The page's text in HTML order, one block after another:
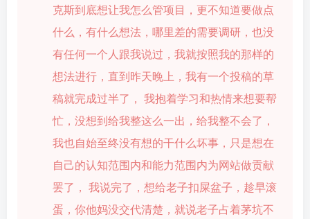
克斯到底想让我怎么管项目，更不知道要做点
什么，有什么想法，哪里差的需要调研，也没
有任何一个人跟我说过，我就按照我的那样的
想法进行，直到昨天晚上，我有一个投稿的草
稿就完成过半了， 我抱着学习和热情来想要帮
忙，没想到给我整这么一出，给我整不会了，
我也自始至终没有想的干什么坏事，只是想在
自己的认知范围内和能力范围内为网站做贡献
罢了， 我说完了，想给老子扣屎盆子，趁早滚
蛋，你他妈没交代清楚，就说老子占着茅坑不